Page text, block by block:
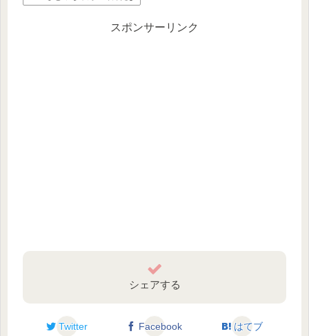
スポンサーリンク
シェアする
Twitter Facebook はてブ